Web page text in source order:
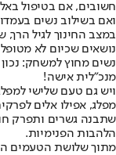
חשובים, אם בטיפול
ואם בשילוב נשים
במצב החינוך לגיל
נושאים שכיום לא
נשים מחוץ למשחק:
מנכ"לית אישה!
ויש גם טעם שלישי
מפלג, אפילו אלים
שתבנה גשרים ותפרק
הלהבות הפנימיות.
מתוך שלושת הטעמים